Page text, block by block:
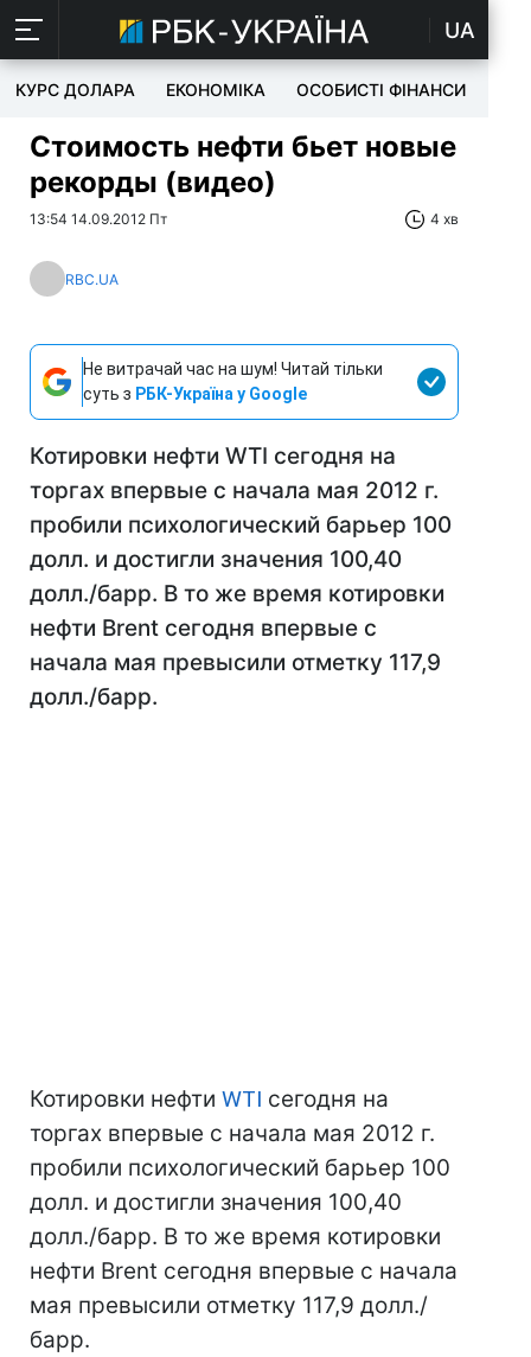
UA
КУРС ДОЛАРА ЕКОНОМІКА ОСОБИСТІ ФІНАНСИ
Стоимость нефти бьет новые
рекорды (видео)
13:54 14.09.2012 Пт 4 хв
RBC.UA
Не витрачай час на шум! Читай тільки
суть з РБК-Україна у Google
Котировки нефти WTI сегодня на
торгах впервые с начала мая 2012 г.
пробили психологический барьер 100
долл. и достигли значения 100,40
долл./барр. В то же время котировки
нефти Brent сегодня впервые с
начала мая превысили отметку 117,9
долл./барр.
Котировки нефти WTI сегодня на
торгах впервые с начала мая 2012 г.
пробили психологический барьер 100
долл. и достигли значения 100,40
долл./барр. В то же время котировки
нефти Brent сегодня впервые с начала
мая превысили отметку 117,9 долл./
барр.